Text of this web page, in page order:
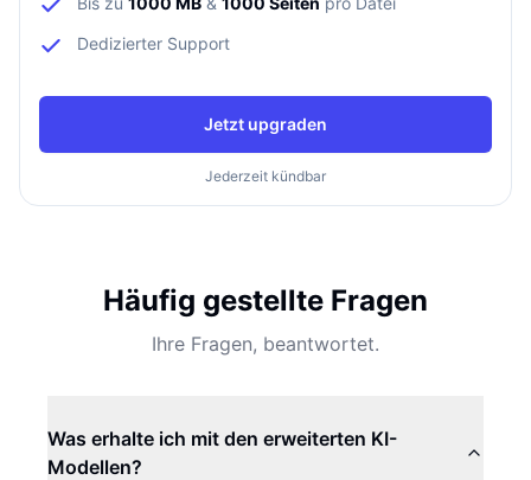
Dedizierter Support
Jetzt upgraden
Jederzeit kündbar
Häufig gestellte Fragen
Ihre Fragen, beantwortet.
Was erhalte ich mit den erweiterten KI-
Modellen?